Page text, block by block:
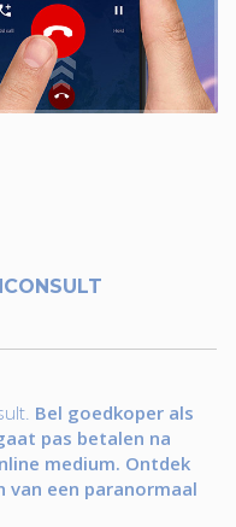
Bel goedkoper als
pas betalen na
medium. Ontdek
van een paranormaal